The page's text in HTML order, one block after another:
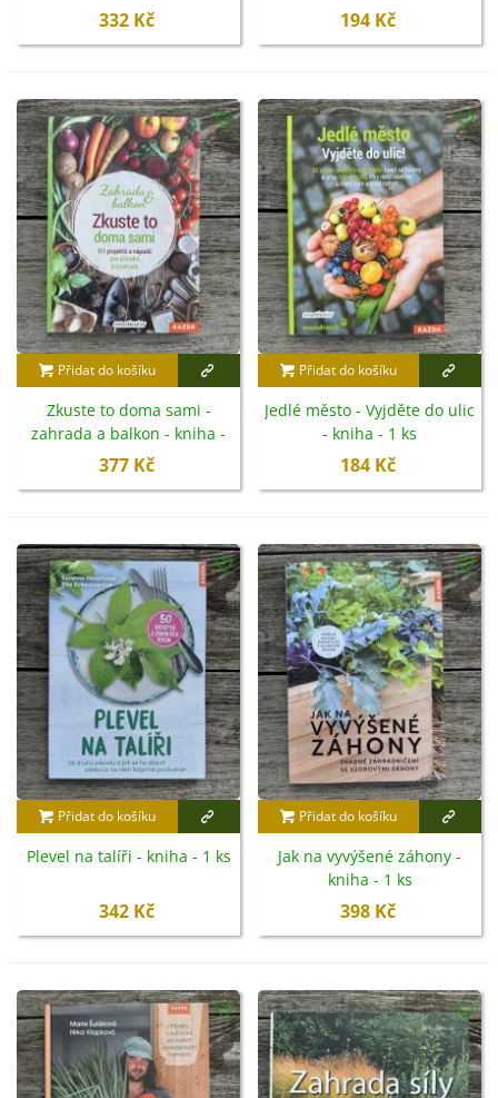
332 Kč 194 Kč
Přidat do košíku
Zkuste to doma sami -
zahrada a balkon - kniha -
1 ks
377 Kč
Přidat do košíku
Jedlé město - Vyjděte do ulic
- kniha - 1 ks
184 Kč
Přidat do košíku
Plevel na talíři - kniha - 1 ks
342 Kč
Přidat do košíku
Jak na vyvýšené záhony -
kniha - 1 ks
398 Kč